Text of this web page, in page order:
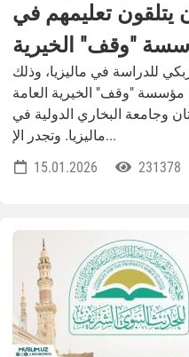
يتلقون تعليمهم في
"وقف" الخيرية
للدراسة في ماليزيا، وذلك
مؤسسة "وقف" الخيرية العامة
وجامعة البخاري الدولية في
ماليزيا. وتجدر الإ...
15.01.2026
231378